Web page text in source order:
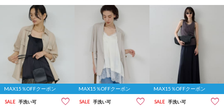
MAX15％OFFクーポン
SALE 手洗い可
MAX15％OFFクーポン
SALE 手洗い可
MAX15％OFFクーポン
SALE 手洗い可